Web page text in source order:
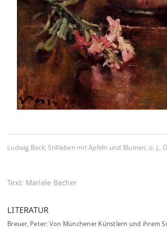
Ludwig Bock, Stillleben mit Äpfeln und Blumen, o. J.,
Text: Mariele Becher
LITERATUR
Breuer, Peter: Von Münchener Künstlern und ihrem